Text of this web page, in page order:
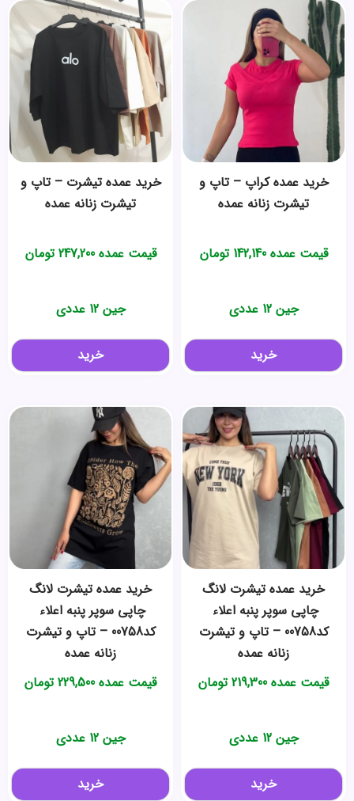
خرید عمده کراپ – تاپ و
تیشرت زنانه عمده
قیمت عمده142,140 تومان
جین 12 عددی
خرید
خرید عمده تیشرت – تاپ و
تیشرت زنانه عمده
قیمت عمده247,200 تومان
جین 12 عددی
خرید
خرید عمده ️تیشرت لانگ
چاپی سوپر پنبه اعلاء ️
کد00758 – تاپ و تیشرت
زنانه عمده
قیمت عمده219,300 تومان
جین 12 عددی
خرید
خرید عمده ️تیشرت لانگ
چاپی سوپر پنبه اعلاء ️
کد00758 – تاپ و تیشرت
زنانه عمده
قیمت عمده229,500 تومان
جین 12 عددی
خرید